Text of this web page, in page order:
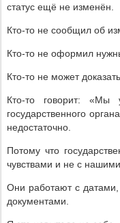
статус ещё не изменён.
Кто-то не сообщил об
Кто-то не оформил
Кто-то не может
Кто-то говорит:
государственного
недостаточно.
Потому что
чувствами и не с
Они работают с
документами.